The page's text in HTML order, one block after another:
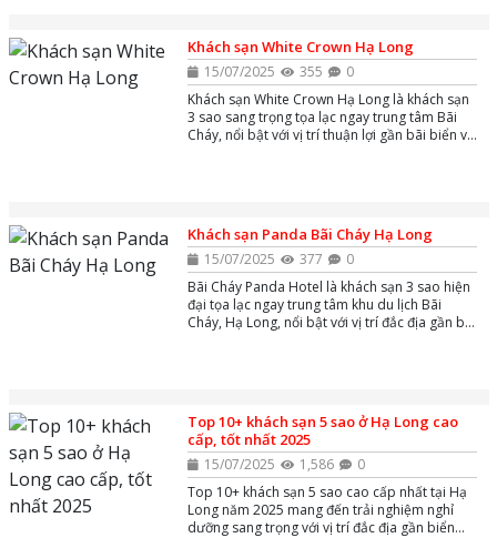
Khách sạn White Crown Hạ Long
15/07/2025 355
0
Khách sạn White Crown Hạ Long là khách sạn
3 sao sang trọng tọa lạc ngay trung tâm Bãi
Cháy, nổi bật với vị trí thuận lợi gần bãi biển và
Khách sạn Panda Bãi Cháy Hạ Long
15/07/2025 377
0
Bãi Cháy Panda Hotel là khách sạn 3 sao hiện
đại tọa lạc ngay trung tâm khu du lịch Bãi
Cháy, Hạ Long, nổi bật với vị trí đắc địa gần bãi
Top 10+ khách sạn 5 sao ở Hạ Long cao
cấp, tốt nhất 2025
15/07/2025 1,586
0
Top 10+ khách sạn 5 sao cao cấp nhất tại Hạ
Long năm 2025 mang đến trải nghiệm nghỉ
dưỡng sang trọng với vị trí đắc địa gần biển